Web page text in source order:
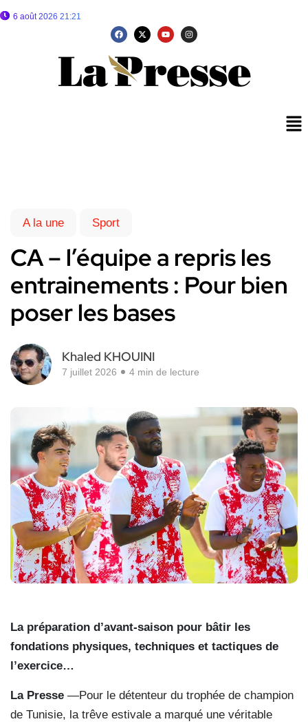
6 août 2026 21:21
A la une Sport
CA – l’équipe a repris les
entrainements : Pour bien
poser les bases
Khaled KHOUINI
7 juillet 2026 4 min de lecture
La préparation d’avant-saison pour bâtir les
fondations physiques, techniques et tactiques de
l’exercice…
La Presse —Pour le détenteur du trophée de champion
de Tunisie, la trêve estivale a marqué une véritable